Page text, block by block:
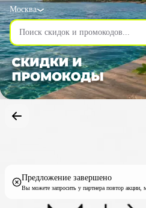
Москва
Предложение завершено
Вы можете запросить у партнера повтор акции,